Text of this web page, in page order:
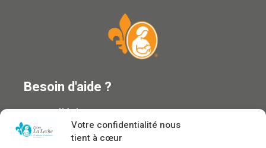
Votre confidentialité nous
tient à cœur
Besoin d'aide ?
Ligne téléphonique : 1 866 ALLAITE
Courriel :
information@allaitement.ca
Trouver du soutien